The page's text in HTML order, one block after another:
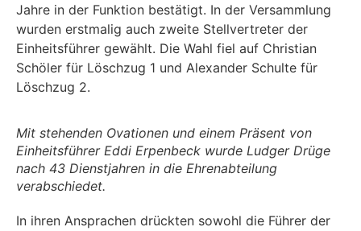
Jahre in der Funktion bestätigt. In der Versammlung
wurden erstmalig auch zweite Stellvertreter der
Einheitsführer gewählt. Die Wahl fiel auf Christian
Schöler für Löschzug 1 und Alexander Schulte für
Löschzug 2.
Mit stehenden Ovationen und einem Präsent von
Einheitsführer Eddi Erpenbeck wurde Ludger Drüge
nach 43 Dienstjahren in die Ehrenabteilung
verabschiedet.
In ihren Ansprachen drückten sowohl die Führer der